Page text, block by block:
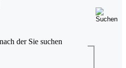
der Sie suchen